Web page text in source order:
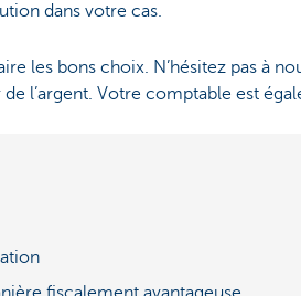
dans votre cas.
les bons choix. N’hésitez pas à
l’argent. Votre comptable est